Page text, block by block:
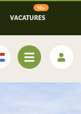
VACATURES